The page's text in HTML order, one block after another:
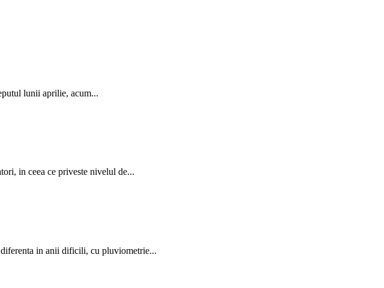
lunii aprilie, acum...
in ceea ce priveste nivelul de...
diferenta in anii dificili, cu pluviometrie...